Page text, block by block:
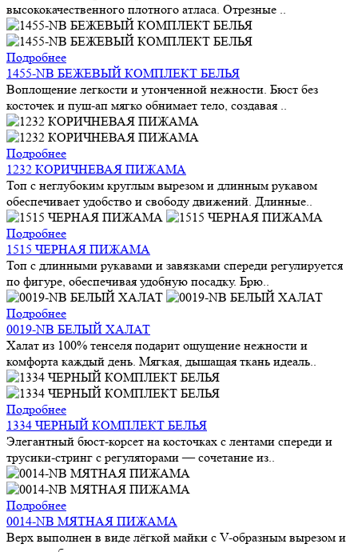
высококачественного плотного атласа. Отрезные ..
Подробнее
1455-NB БЕЖЕВЫЙ КОМПЛЕКТ БЕЛЬЯ
Воплощение легкости и утонченной нежности. Бюст без
косточек и пуш-ап мягко обнимает тело, создавая ..
Подробнее
1232 КОРИЧНЕВАЯ ПИЖАМА
Топ с неглубоким круглым вырезом и длинным рукавом
обеспечивает удобство и свободу движений. Длинные..
Подробнее
1515 ЧЕРНАЯ ПИЖАМА
Топ с длинными рукавами и завязками спереди регулируется
по фигуре, обеспечивая удобную посадку. Брю..
Подробнее
0019-NB БЕЛЫЙ ХАЛАТ
Халат из 100% тенселя подарит ощущение нежности и
комфорта каждый день. Мягкая, дышащая ткань идеаль..
Подробнее
1334 ЧЕРНЫЙ КОМПЛЕКТ БЕЛЬЯ
Элегантный бюст-корсет на косточках с лентами спереди и
трусики-стринг с регуляторами — сочетание из..
Подробнее
0014-NB МЯТНАЯ ПИЖАМА
Верх выполнен в виде лёгкой майки с V-образным вырезом и